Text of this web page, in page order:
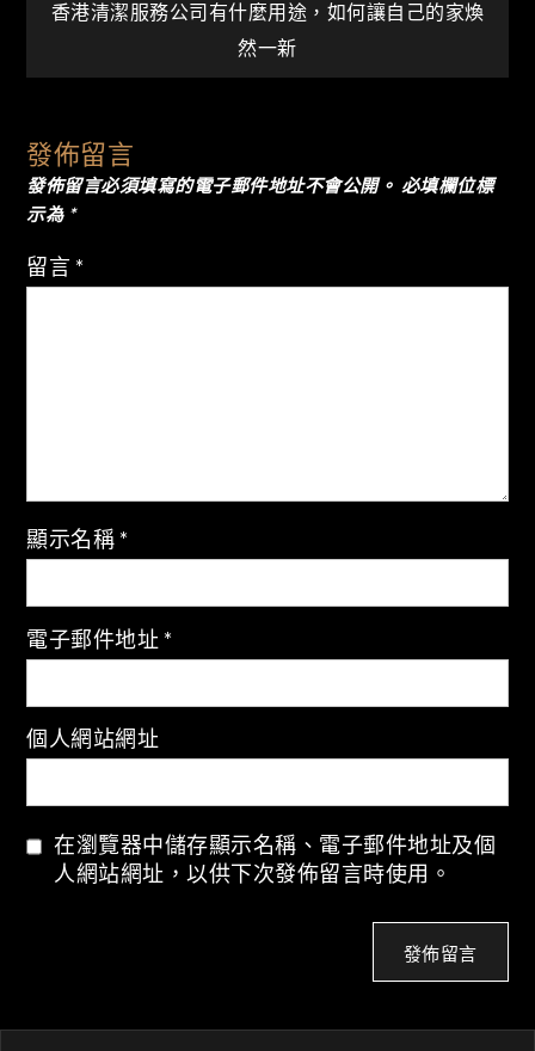
覽
香港清潔服務公司有什麼用途，如何讓自己的家煥
然一新
發佈留言
發佈留言必須填寫的電子郵件地址不會公開。 必填欄位標
示為 *
留言 *
顯示名稱 *
電子郵件地址 *
個人網站網址
在瀏覽器中儲存顯示名稱、電子郵件地址及個
人網站網址，以供下次發佈留言時使用。